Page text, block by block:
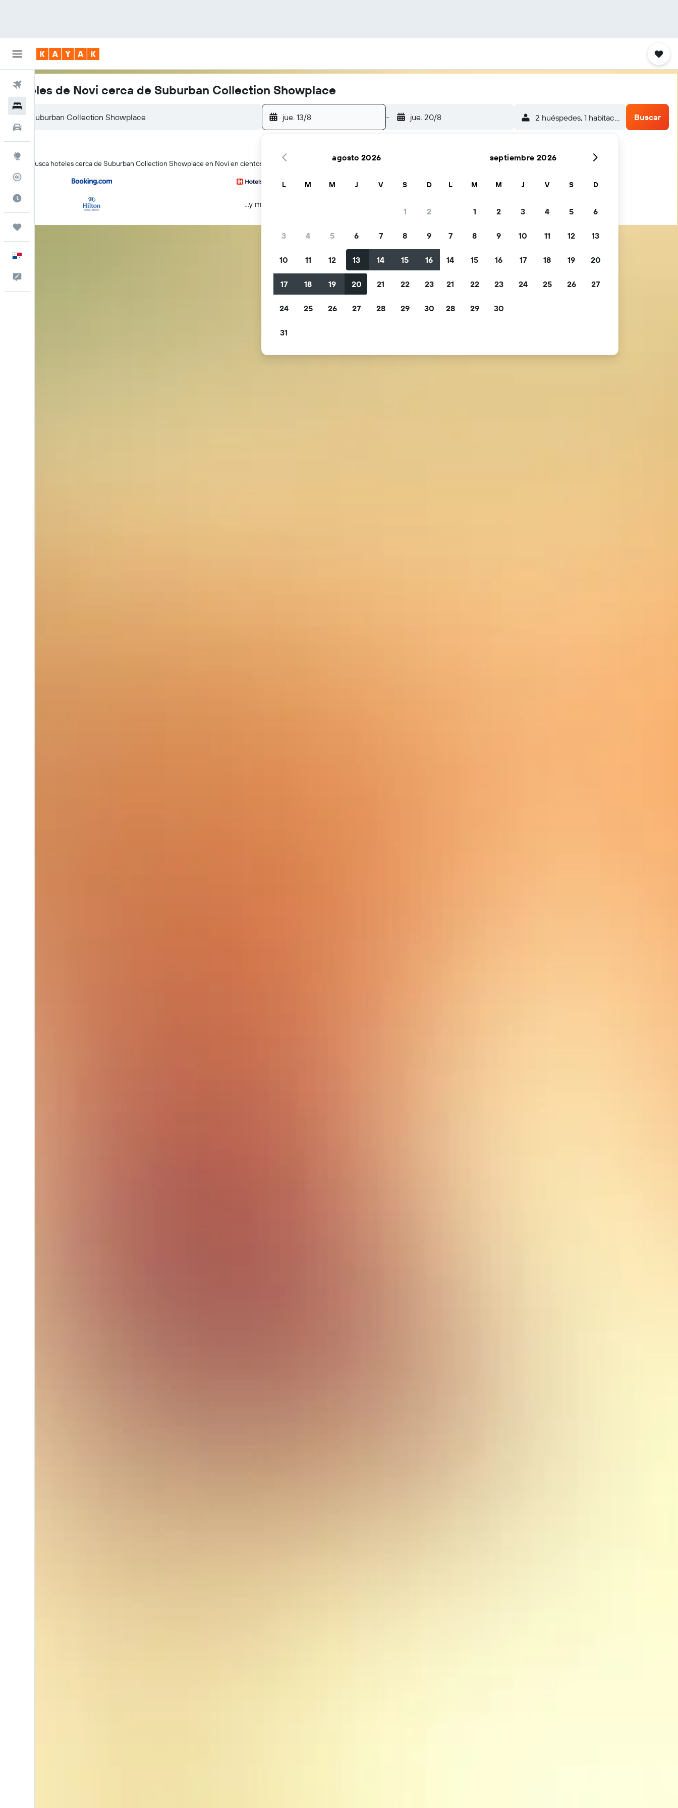
Vuelos
Trips
Hoteles de Novi cerca de Suburban Collection Showplace
jue. 13/8 - jue. 20/8 2 huéspedes, 1 habitación Buscar
KAYAK busca hoteles cerca de Suburban Collection Showplace en Novi en cientos de webs de viajes a la vez
...y más
agosto 2026
L M M J V S D
1 2
3 4 5 6 7 8 9
10 11 12 13 14 15 16
17 18 19 20 21 22 23
24 25 26 27 28 29 30
31
septiembre 2026
L M M J V S D
1 2 3 4 5 6
7 8 9 10 11 12 13
14 15 16 17 18 19 20
21 22 23 24 25 26 27
28 29 30